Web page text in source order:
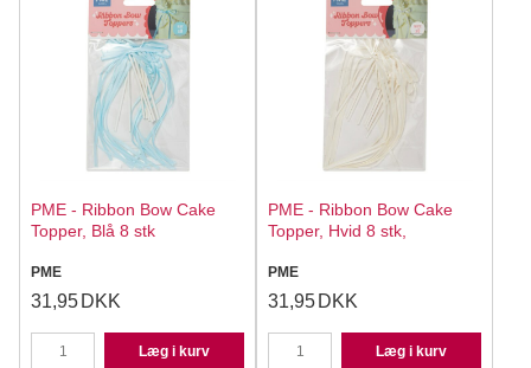
PME - Ribbon Bow Cake
Topper, Blå 8 stk
PME
31,95 DKK
Læg i kurv
PME - Ribbon Bow Cake
Topper, Hvid 8 stk,
PME
31,95 DKK
Læg i kurv